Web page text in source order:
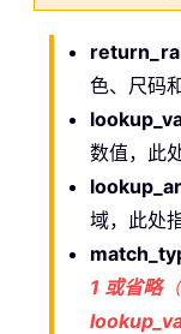
色、尺码
数值，此
域，此处
1 或省略